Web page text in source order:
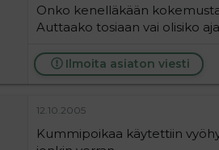
Onko kenelläkään
Auttaako tosiaan vai olisiko
Ilmoita asiaton viesti
12.10.2005
Kummipoikaa käytettiin